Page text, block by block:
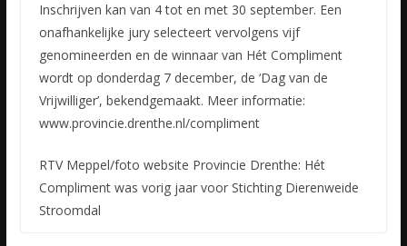
Inschrijven kan van 4 tot en met 30 september. Een
onafhankelijke jury selecteert vervolgens vijf
genomineerden en de winnaar van Hét Compliment
wordt op donderdag 7 december, de ‘Dag van de
Vrijwilliger’, bekendgemaakt. Meer informatie:
www.provincie.drenthe.nl/compliment
RTV Meppel/foto website Provincie Drenthe: Hét
Compliment was vorig jaar voor Stichting Dierenweide
Stroomdal